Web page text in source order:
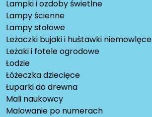
Lampki i ozdoby świetlne
Lampy ścienne
Lampy stołowe
Leżaczki bujaki i huśtawki niemowlęce
Leżaki i fotele ogrodowe
Łodzie
Łóżeczka dziecięce
Łuparki do drewna
Mali naukowcy
Malowanie po numerach